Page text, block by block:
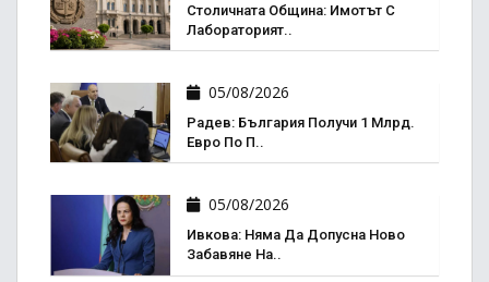
Столичната Община: Имотът С
Лабораторият..
05/08/2026
Радев: България Получи 1 Млрд.
Евро По П..
05/08/2026
Ивкова: Няма Да Допусна Ново
Забавяне На..